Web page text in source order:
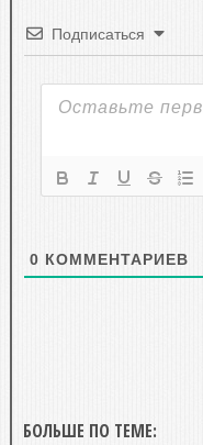
Подписаться
0 КОММЕНТАРИЕВ
БОЛЬШЕ ПО ТЕМЕ: